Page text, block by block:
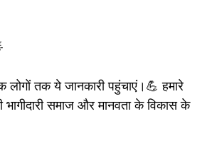
तक ये जानकारी पहुंचाएं।💪 हमारे
समाज और मानवता के विकास के